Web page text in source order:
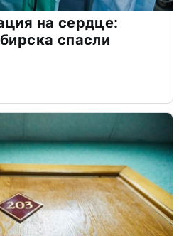
на сердце:
спасли